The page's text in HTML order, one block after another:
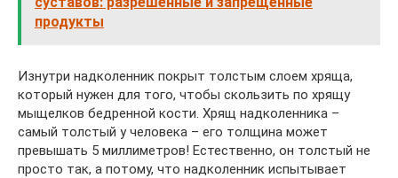
продукты
Изнутри надколенник покрыт толстым слоем хряща,
который нужен для того, чтобы скользить по хрящу
мыщелков бедренной кости. Хрящ надколенника –
самый толстый у человека – его толщина может
превышать 5 миллиметров! Естественно, он толстый не
просто так, а потому, что надколенник испытывает